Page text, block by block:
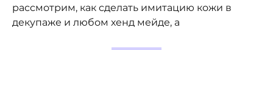
рассмотрим, как сделать имитацию кожи в
декупаже и любом хенд мейде, а